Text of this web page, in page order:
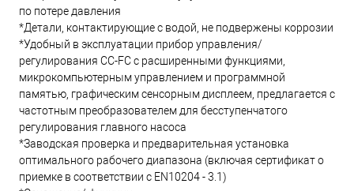
по потере давления
*Детали, контактирующие с водой, не подвержены коррозии
*Удобный в эксплуатации прибор управления/
регулирования CC-FC с расширенными функциями,
микрокомпьютерным управлением и программной
памятью, графическим сенсорным дисплеем, предлагается с
частотным преобразователем для бесступенчатого
регулирования главного насоса
*Заводская проверка и предварительная установка
оптимального рабочего диапазона (включая сертификат о
приемке в соответствии с EN10204 - 3.1)